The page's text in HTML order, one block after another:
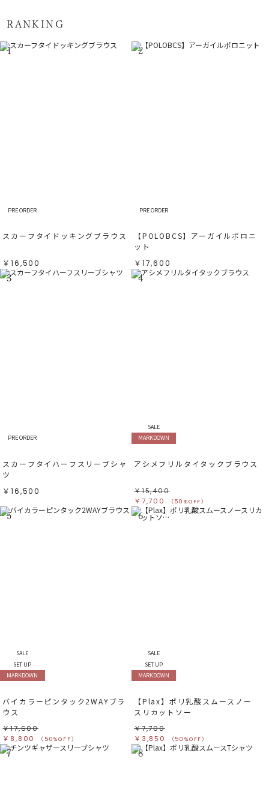
RANKING
1
PRE ORDER
スカーフタイドッキングブラウス
￥16,500
2
PRE ORDER
【POLOBCS】アーガイルポロニ
ット
￥17,600
3
PRE ORDER
スカーフタイハーフスリーブシャ
ツ
￥16,500
4
SALE
MARKDOWN
アシメフリルタイタックブラウス
￥15,400
￥7,700
（50%OFF）
5
SALE
SET UP
MARKDOWN
バイカラーピンタック2WAYブラ
ウス
￥17,600
￥8,800
（50%OFF）
6
SALE
SET UP
MARKDOWN
【Plax】ポリ乳酸スムースノー
スリカットソー
￥7,700
￥3,850
（50%OFF）
7 8